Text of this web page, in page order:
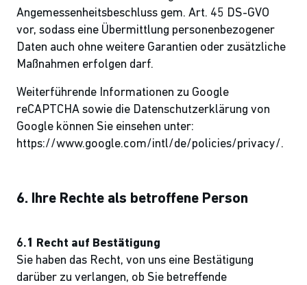
Angemessenheitsbeschluss gem. Art. 45 DS-GVO
vor, sodass eine Übermittlung personenbezogener
Daten auch ohne weitere Garantien oder zusätzliche
Maßnahmen erfolgen darf.
Weiterführende Informationen zu Google
reCAPTCHA sowie die Datenschutzerklärung von
Google können Sie einsehen unter:
https://www.google.com/intl/de/policies/privacy/.
6. Ihre Rechte als betroffene Person
6.1 Recht auf Bestätigung
Sie haben das Recht, von uns eine Bestätigung
darüber zu verlangen, ob Sie betreffende